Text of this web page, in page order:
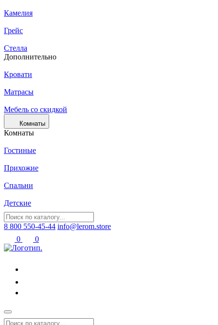
Камелия
Грейс
Стелла
Дополнительно
Кровати
Матрасы
Мебель со скидкой
Комнаты
Комнаты
Гостиные
Прихожие
Спальни
Детские
8 800 550-45-44 info@lerom.store
0
0